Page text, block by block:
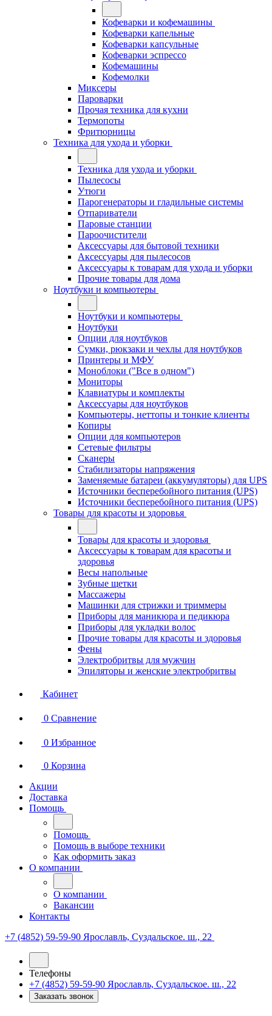
Кофеварки и кофемашины
Кофеварки капельные
Кофеварки капсульные
Кофеварки эспрессо
Кофемашины
Кофемолки
Миксеры
Пароварки
Прочая техника для кухни
Термопоты
Фритюрницы
Техника для ухода и уборки
Техника для ухода и уборки
Пылесосы
Утюги
Парогенераторы и гладильные системы
Отпариватели
Паровые станции
Пароочистители
Аксессуары для бытовой техники
Аксессуары для пылесосов
Аксессуары к товарам для ухода и уборки
Прочие товары для дома
Ноутбуки и компьютеры
Ноутбуки и компьютеры
Ноутбуки
Опции для ноутбуков
Сумки, рюкзаки и чехлы для ноутбуков
Принтеры и МФУ
Моноблоки ("Все в одном")
Мониторы
Клавиатуры и комплекты
Аксессуары для ноутбуков
Компьютеры, неттопы и тонкие клиенты
Копиры
Опции для компьютеров
Сетевые фильтры
Сканеры
Стабилизаторы напряжения
Заменяемые батареи (аккумуляторы) для UPS
Источники бесперебойного питания (UPS)
Источники бесперебойного питания (UPS)
Товары для красоты и здоровья
Товары для красоты и здоровья
Аксессуары к товарам для красоты и
здоровья
Весы напольные
Зубные щетки
Массажеры
Машинки для стрижки и триммеры
Приборы для маникюра и педикюра
Приборы для укладки волос
Прочие товары для красоты и здоровья
Фены
Электробритвы для мужчин
Эпиляторы и женские электробритвы
Кабинет
0 Сравнение
0 Избранное
0 Корзина
Акции
Доставка
Помощь
Помощь
Помощь в выборе техники
Как оформить заказ
О компании
О компании
Вакансии
Контакты
+7 (4852) 59-59-90 Ярославль, Суздальское. ш., 22
Телефоны
+7 (4852) 59-59-90 Ярославль, Суздальское. ш., 22
Заказать звонок